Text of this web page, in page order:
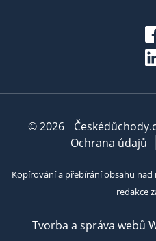
© 2026
Ochrana údajů
Kopírování a přebírání obsahu nad
redakce
Tvorba a správa webů